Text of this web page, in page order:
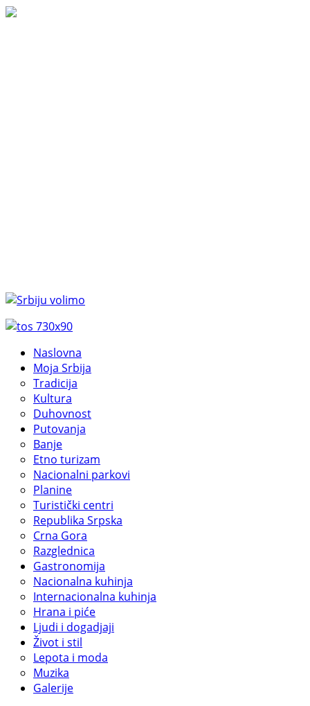
Naslovna
Moja Srbija
Tradicija
Kultura
Duhovnost
Putovanja
Banje
Etno turizam
Nacionalni parkovi
Planine
Turistički centri
Republika Srpska
Crna Gora
Razglednica
Gastronomija
Nacionalna kuhinja
Internacionalna kuhinja
Hrana i piće
Ljudi i dogadjaji
Život i stil
Lepota i moda
Muzika
Galerije